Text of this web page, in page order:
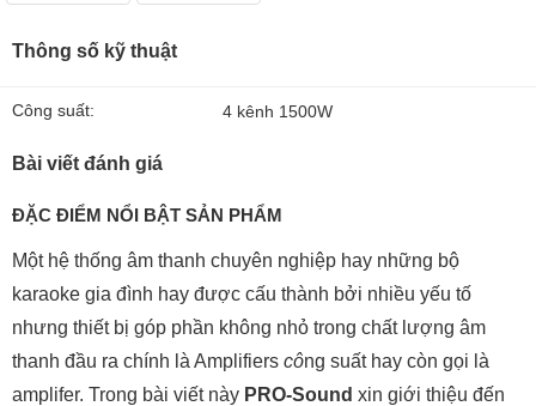
Thông số kỹ thuật
Công suất: 4 kênh 1500W
Bài viết đánh giá
ĐẶC ĐIỂM NỔI BẬT SẢN PHẨM
Một hệ thống âm thanh chuyên nghiệp hay những bộ
karaoke gia đình hay được cấu thành bởi nhiều yếu tố
nhưng thiết bị góp phần không nhỏ trong chất lượng âm
thanh đầu ra chính là Amplifiers công suất hay còn gọi là
amplifer. Trong bài viết này PRO-Sound xin giới thiệu đến